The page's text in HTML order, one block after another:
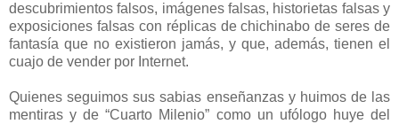
descubrimientos falsos, imágenes falsas, historietas falsas y
exposiciones falsas con réplicas de chichinabo de seres de
fantasía que no existieron jamás, y que, además, tienen el
cuajo de vender por Internet.
Quienes seguimos sus sabias enseñanzas y huimos de las
mentiras y de “Cuarto Milenio” como un ufólogo huye del